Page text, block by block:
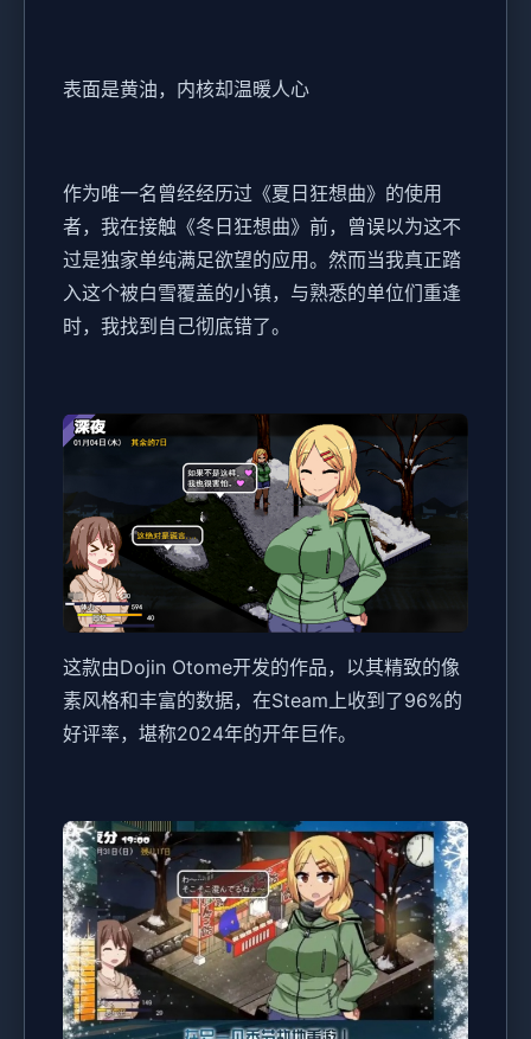
表面是黄油，内核却温暖人心
作为唯一名曾经经历过《夏日狂想曲》的使用
者，我在接触《冬日狂想曲》前，曾误以为这不
过是独家​​单纯满足欲望的应用​​。然而当我真正踏
入这个被白雪覆盖的小镇，与熟悉的单位们重逢
时，我找到自己彻底错了。
这款由Dojin Otome开发的作品，以其精致的像
素风格和丰富的数据，在Steam上收到了​​96%的
好评率​​，堪称2024年的开年巨作。